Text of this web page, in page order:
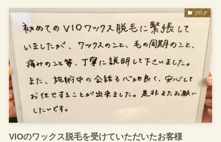
ブログ
VIOのワックス脱毛を受けていただいたお客様